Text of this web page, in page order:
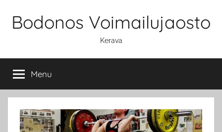
Bodonos Voimailujaosto
Kerava
Menu